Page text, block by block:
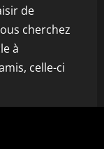
de
cherchez
à
celle-ci